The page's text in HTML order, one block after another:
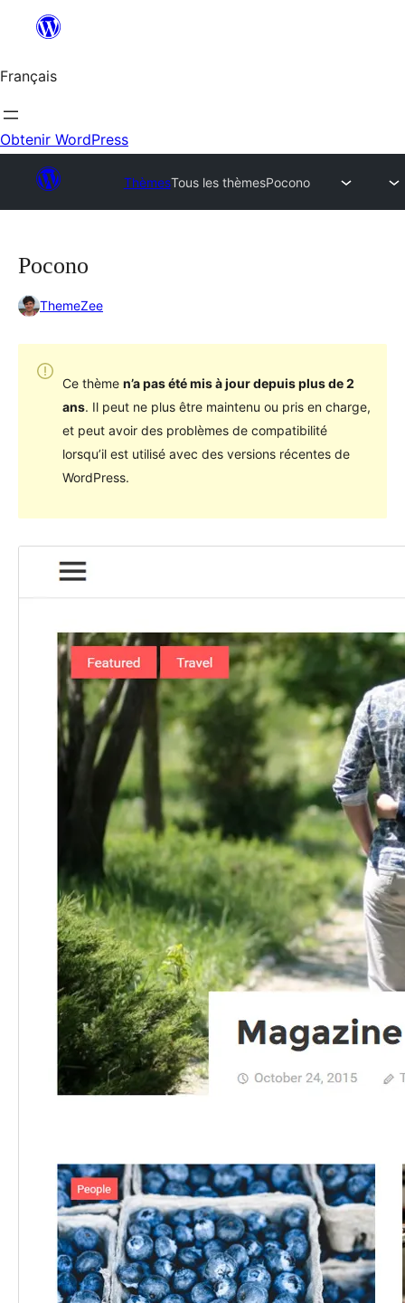
contenu
Français
Obtenir WordPress
ThèmesTous les thèmesPocono
Pocono
ThemeZee
Ce thème n’a pas été mis à jour depuis plus de 2
ans. Il peut ne plus être maintenu ou pris en charge,
et peut avoir des problèmes de compatibilité
lorsqu’il est utilisé avec des versions récentes de
WordPress.